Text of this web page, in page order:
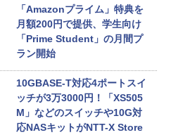
「Amazonプライム」特典を
月額200円で提供、学生向け
「Prime Student」の月間プ
ラン開始
10GBASE-T対応4ポートスイ
ッチが3万3000円！「XS505
M」などのスイッチや10G対
応NASキットがNTT-X Store